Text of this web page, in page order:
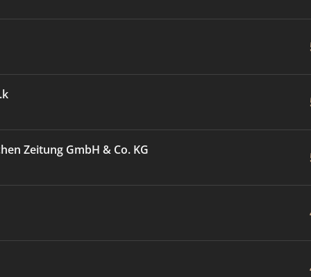
Zeitung GmbH & Co. KG